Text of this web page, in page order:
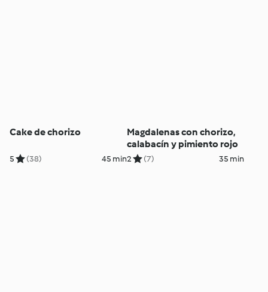
Cake de chorizo
5 (38) 45 min
Magdalenas con chorizo,
calabacín y pimiento rojo
2 (7) 35 min